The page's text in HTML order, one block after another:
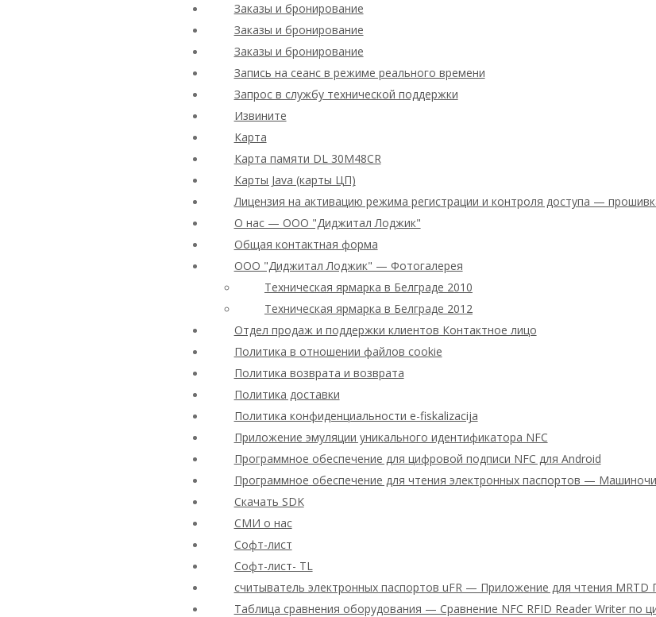
Заказы и бронирование
Заказы и бронирование
Заказы и бронирование
Запись на сеанс в режиме реального времени
Запрос в службу технической поддержки
Извините
Карта
Карта памяти DL 30M48CR
Карты Java (карты ЦП)
Лицензия на активацию режима регистрации и контроля доступа —
О нас — ООО "Диджитал Лоджик"
Общая контактная форма
ООО "Диджитал Лоджик" — Фотогалерея
Техническая ярмарка в Белграде 2010
Техническая ярмарка в Белграде 2012
Отдел продаж и поддержки клиентов Контактное лицо
Политика в отношении файлов cookie
Политика возврата и возврата
Политика доставки
Политика конфиденциальности e-fiskalizacija
Приложение эмуляции уникального идентификатора NFC
Программное обеспечение для цифровой подписи NFC для Android
Программное обеспечение для чтения электронных паспортов —
Скачать SDK
СМИ о нас
Софт-лист
Софт-лист- TL
считыватель электронных паспортов uFR — Приложение для чтения MRTD
Таблица сравнения оборудования — Сравнение NFC RFID Reader Writer по